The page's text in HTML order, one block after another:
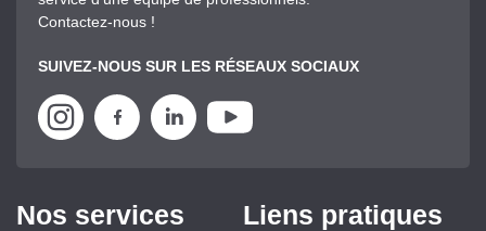
Contactez-nous !
SUIVEZ-NOUS SUR LES RÉSEAUX SOCIAUX
Nos services Liens pratiques